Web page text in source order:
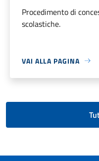
Procedimento di
scolastiche.
VAI ALLA PAGINA